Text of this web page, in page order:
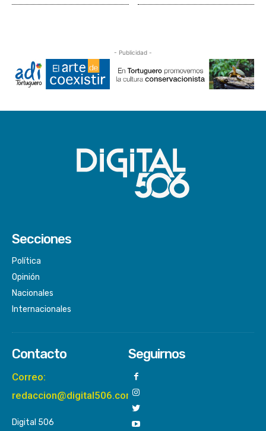
- Publicidad -
Secciones
Política
Opinión
Nacionales
Internacionales
Contacto
Correo:
redaccion@digital506.com
Digital 506
Seguirnos